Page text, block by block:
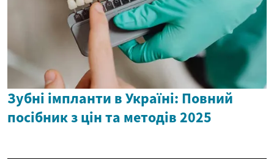
Зубні імпланти в Україні: Повний
посібник з цін та методів 2025